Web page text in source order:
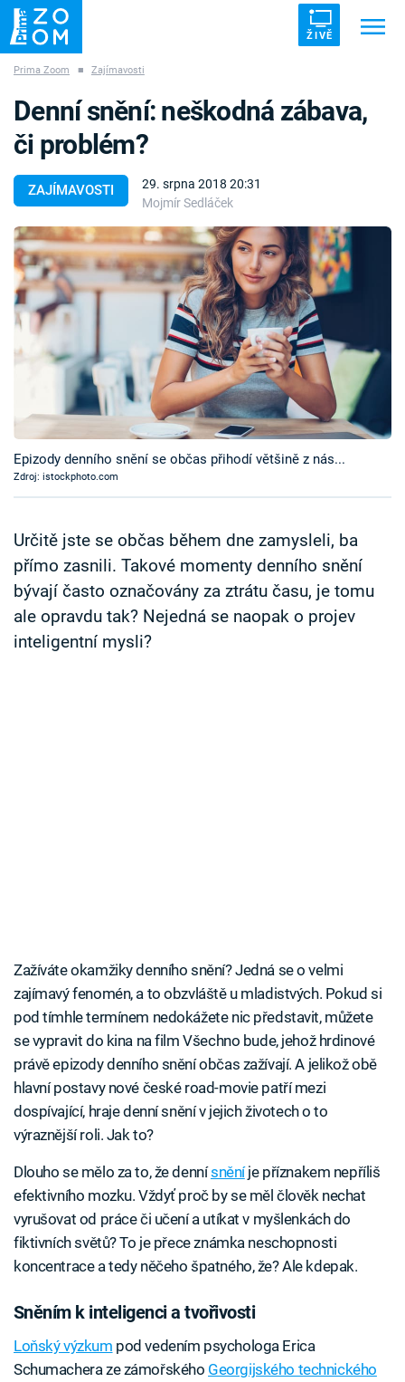
ŽIVĚ
ZÁHADY VETŘELCI DÁVNOVĚKU
Témata
Témata
Pořady
TV Program
Časopis
Sledujte prima+
Sledujte nás
Prima Zoom ■ Zajímavosti
ZAJÍMAVOSTI
29. srpna 2018 20:31
Mojmír Sedláček
Denní snění: neškodná zábava,
či problém?
Epizody denního snění se občas přihodí většině z nás...
Zdroj: istockphoto.com
Určitě jste se občas během dne zamysleli, ba
přímo zasnili. Takové momenty denního snění
bývají často označovány za ztrátu času, je tomu
ale opravdu tak? Nejedná se naopak o projev
inteligentní mysli?
Zažíváte okamžiky denního snění? Jedná se o velmi
zajímavý fenomén, a to obzvláště u mladistvých. Pokud si
pod tímhle termínem nedokážete nic představit, můžete
se vypravit do kina na film Všechno bude, jehož hrdinové
právě epizody denního snění občas zažívají. A jelikož obě
hlavní postavy nové české road-movie patří mezi
dospívající, hraje denní snění v jejich životech o to
výraznější roli. Jak to?
Dlouho se mělo za to, že dennísněníje příznakem nepříliš
efektivního mozku. Vždyť proč by se měl člověk nechat
vyrušovat od práce či učení a utíkat v myšlenkách do
fiktivních světů? To je přece známka neschopnosti
koncentrace a tedy něčeho špatného, že? Ale kdepak.
Sněním k inteligenci a tvořivosti
Loňský výzkum pod vedením psychologa Erica
Schumachera ze zámořského Georgijského technického